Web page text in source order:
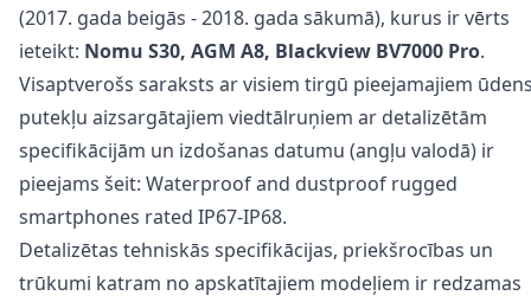
(2017. gada beigās - 2018. gada sākumā), kurus ir vērts
ieteikt: Nomu S30, AGM A8, Blackview BV7000 Pro.
Visaptverošs saraksts ar visiem tirgū pieejamajiem
putekļu aizsargātajiem viedtālruņiem ar detalizētām
specifikācijām un izdošanas datumu (angļu valodā) ir
pieejams šeit: Waterproof and dustproof rugged
smartphones rated IP67-IP68.
Detalizētas tehniskās specifikācijas, priekšrocības un
trūkumi katram no apskatītajiem modeļiem ir redzamas